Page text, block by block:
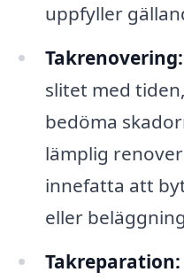
uppfyller
Takrenovering:
slitet med
bedöma
lämplig
innefatta att
eller
Takreparation: